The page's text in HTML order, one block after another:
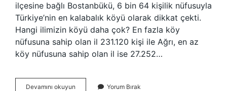
ilçesine bağlı Bostanbükü, 6 bin 64 kişilik nüfusuyla
Türkiye’nin en kalabalık köyü olarak dikkat çekti.
Hangi ilimizin köyü daha çok? En fazla köy
nüfusuna sahip olan il 231.120 kişi ile Ağrı, en az
köy nüfusuna sahip olan il ise 27.252…
Devamını okuyun Türkiyede Yorum Bırak